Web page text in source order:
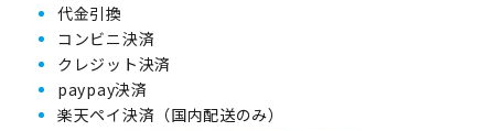
代金引換
コンビニ決済
クレジット決済
paypay決済
楽天ペイ決済（国内配送のみ）